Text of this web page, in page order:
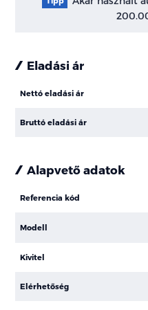
Eladási ár
Nettó eladási ár
Bruttó eladási ár
Alapvető adatok
Referencia kód
Modell
Kivitel
Elérhetőség